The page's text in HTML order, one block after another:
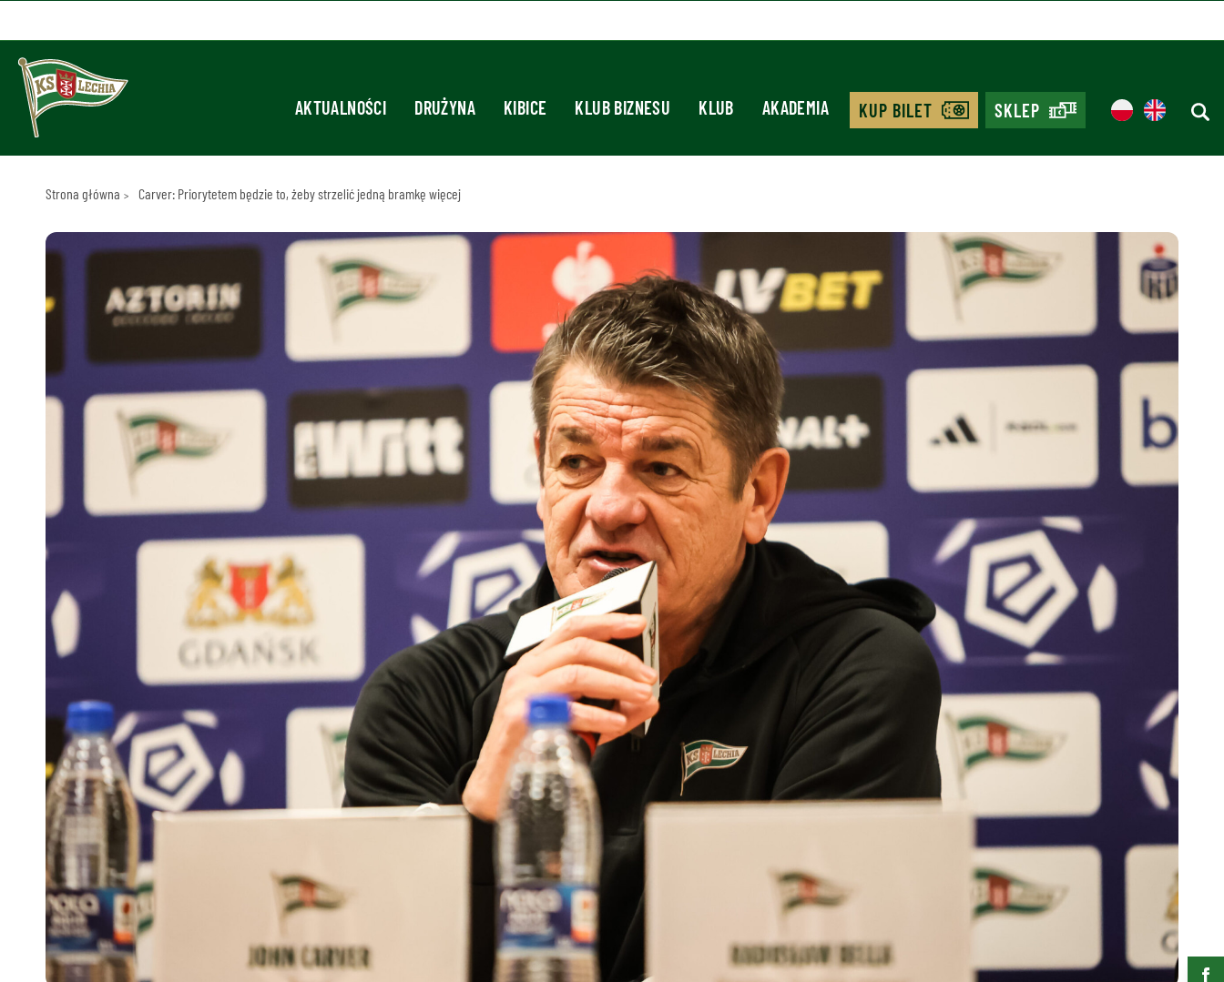
AKTUALNOŚCI DRUŻYNA KIBICE KLUB BIZNESU KLUB AKADEMIA KUP BILET SKLEP
Strona główna Carver: Priorytetem będzie to, żeby strzelić jedną bramkę więcej